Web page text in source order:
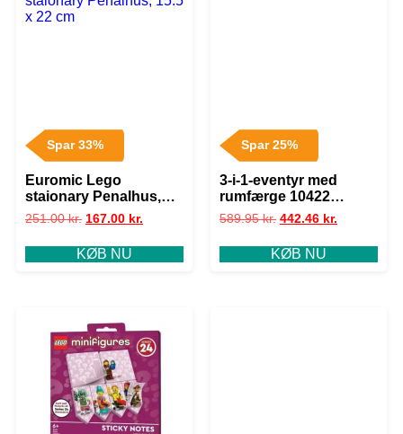
Spar 33%
Euromic Lego
staionary Penalhus,
15.5 x 22 cm
251.00kr. 167.00 kr.
KØB NU
Spar 25%
3-i-1-eventyr med
rumfærge 10422
LEGO® DUPLO®
589.95kr. 442.46 kr.
KØB NU